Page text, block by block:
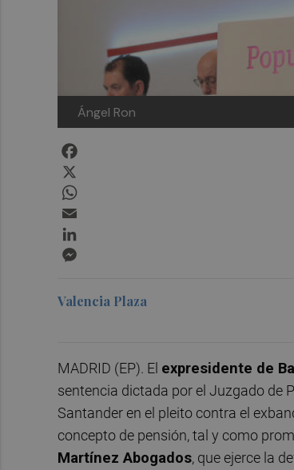
Ángel Ron
Valencia Plaza
MADRID (EP). El expresidente de
sentencia dictada por el Juzgado de
Santander en el pleito contra el
concepto de pensión, tal y como
Martínez Abogados, que ejerce la